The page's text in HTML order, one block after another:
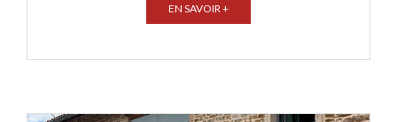
EN SAVOIR +